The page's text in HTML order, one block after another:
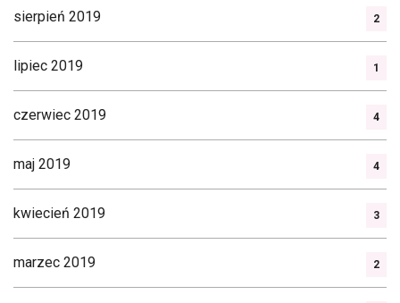
sierpień 2019 2
lipiec 2019 1
czerwiec 2019 4
maj 2019 4
kwiecień 2019 3
marzec 2019 2